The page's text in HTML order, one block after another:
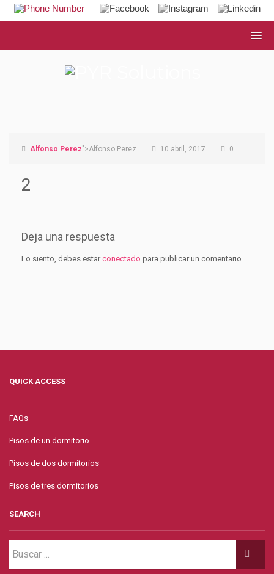
Alfonso Perez">Alfonso Perez 10 abril, 2017 0
2
Deja una respuesta
Lo siento, debes estarconectado para publicar un comentario.
QUICK ACCESS
FAQs
Pisos de un dormitorio
Pisos de dos dormitorios
Pisos de tres dormitorios
SEARCH